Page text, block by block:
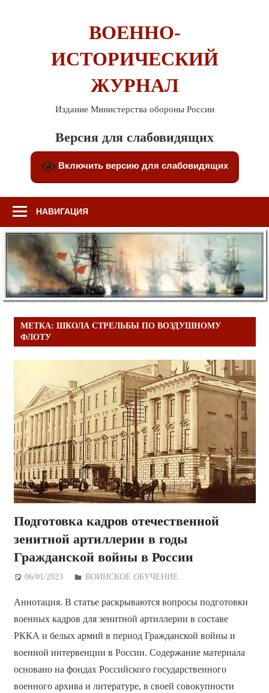
ВОЕННО-
ИСТОРИЧЕСКИЙ
ЖУРНАЛ
Издание Министерства обороны России
Версия для слабовидящих
Включить версию для слабовидящих
НАВИГАЦИЯ
МЕТКА: ШКОЛА СТРЕЛЬБЫ ПО ВОЗДУШНОМУ
ФЛОТУ
Подготовка кадров отечественной
зенитной артиллерии в годы
Гражданской войны в России
06/01/2023 Дежурный по Редакции
ВОИНСКОЕ ОБУЧЕНИЕ
Аннотация. В статье раскрываются вопросы подготовки
военных кадров для зенитной артиллерии в составе
РККА и белых армий в период Гражданской войны и
военной интервенции в России. Содержание материала
основано на фондах Российского государственного
военного архива и литературе, в своей совокупности